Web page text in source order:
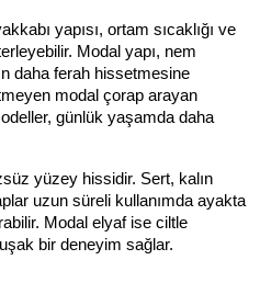
yapısı, ortam sıcaklığı ve
Modal yapı, nem
daha ferah hissetmesine
modal çorap arayan
günlük yaşamda daha
yüzey hissidir. Sert, kalın
uzun süreli kullanımda ayakta
Modal elyaf ise ciltle
bir deneyim sağlar.